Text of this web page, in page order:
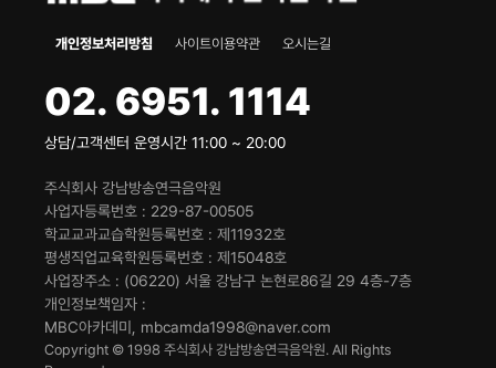
개인정보처리방침 사이트이용약관 오시는길
02. 6951. 1114
상담/고객센터 운영시간 11:00 ~ 20:00
주식회사 강남방송연극음악원
사업자등록번호
229-87-00505
학교교과교습학원등록번호
제11932호
평생직업교육학원등록번호
제15048호
사업장주소
(06220) 서울 강남구 논현로86길 29 4층-7층
개인정보책임자
MBC아카데미, mbcamda1998@naver.com
Copyright © 1998 주식회사 강남방송연극음악원. All Rights